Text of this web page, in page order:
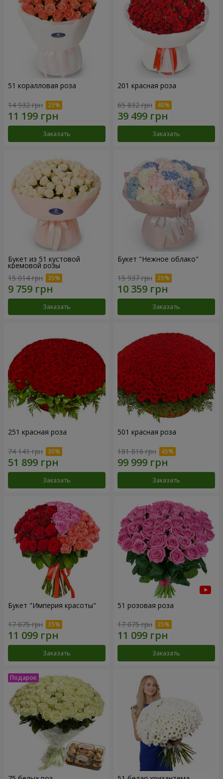
51 коралловая роза
14 932 грн
Заказать
201 красная роза
65 832 грн
Заказать
Букет из 51 кустовой
кремовой розы
15 014 грн
Заказать
Букет "Нежное облако"
15 937 грн
Заказать
251 красная роза
74 141 грн
Заказать
501 красная роза
181 816 грн
Заказать
Букет "Империя красоты"
17 075 грн
Заказать
51 розовая роза
17 075 грн
Заказать